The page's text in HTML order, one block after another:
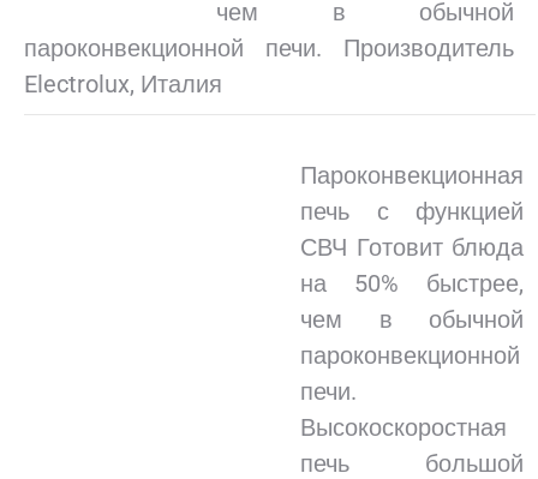
чем в обычной
пароконвекционной печи. Производитель
Electrolux, Италия
Пароконвекционная
печь с функцией
СВЧ Готовит блюда
на 50% быстрее,
чем в обычной
пароконвекционной
печи.
Высокоскоростная
печь большой